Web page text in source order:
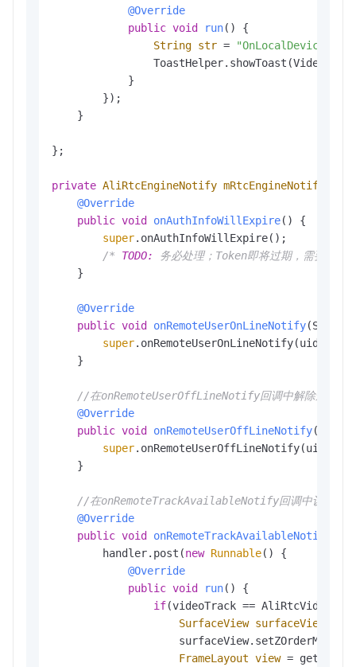
@Override
public void run()
{
String str =
            }
        });
    }
};
private AliRtcEngineNotify mRtcEngineNotify
@Override
public void onAuthInfoWillExpire()
{
super.onAuthInfoWillExpire();
/* TODO:
务必处理；Token即将过期，需要业
    }
@Override
public void onRemoteUserOnLineNotify
super.onRemoteUserOnLineNotify(uid,
    }
//在onRemoteUserOffLineNotify回调中解除远端视
@Override
public void onRemoteUserOffLineNotify
super.onRemoteUserOffLineNotify(uid,
    }
//在onRemoteTrackAvailableNotify回调中设置远端
@Override
public void onRemoteTrackAvailableNotify
        handler.post(
new Runnable() {
@Override
public void run()
{
if(videoTrack ==
SurfaceView surfaceView
FrameLayout view =